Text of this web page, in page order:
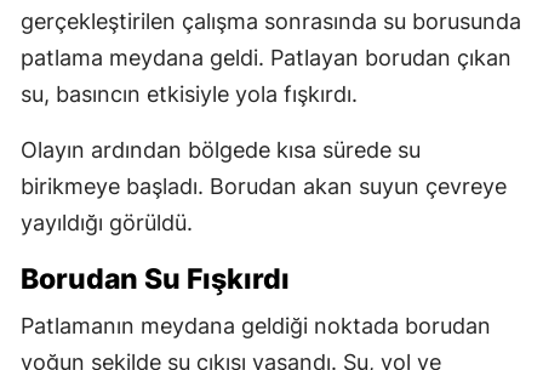
gerçekleştirilen çalışma sonrasında su borusunda
patlama meydana geldi. Patlayan borudan çıkan
su, basıncın etkisiyle yola fışkırdı.
Olayın ardından bölgede kısa sürede su
birikmeye başladı. Borudan akan suyun çevreye
yayıldığı görüldü.
Borudan Su Fışkırdı
Patlamanın meydana geldiği noktada borudan
yoğun şekilde su çıkışı yaşandı. Su, yol ve